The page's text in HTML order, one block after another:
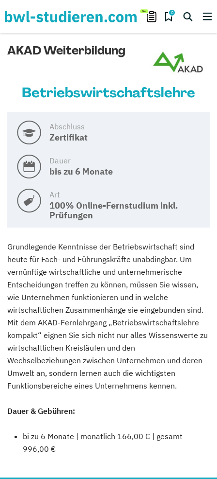
0
AKAD Weiterbildung
Betriebswirtschaftslehre
Abschluss
Zertifikat
Dauer
bis zu 6 Monate
Art
100% Online-Fernstudium inkl.
Prüfungen
Grundlegende Kenntnisse der Betriebswirtschaft sind
heute für Fach- und Führungskräfte unabdingbar. Um
vernünftige wirtschaftliche und unternehmerische
Entscheidungen treffen zu können, müssen Sie wissen,
wie Unternehmen funktionieren und in welche
wirtschaftlichen Zusammenhänge sie eingebunden sind.
Mit dem AKAD-Fernlehrgang „Betriebswirtschaftslehre
kompakt“ eignen Sie sich nicht nur alles Wissenswerte zu
wirtschaftlichen Kreisläufen und den
Wechselbeziehungen zwischen Unternehmen und deren
Umwelt an, sondern lernen auch die wichtigsten
Funktionsbereiche eines Unternehmens kennen.
Dauer & Gebühren:
bi zu 6 Monate | monatlich 166,00 € | gesamt
996,00 €